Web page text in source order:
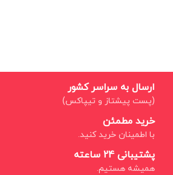
ارسال به سراسر کشور
(پست پیشتاز و تیپاکس)
خرید مطمئن
با اطمینان خرید کنید.
پشتیبانی 24 ساعته
همیشه هستیم.